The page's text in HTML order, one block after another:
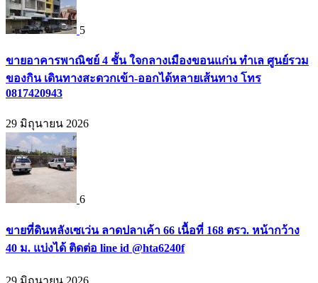
5
ขายอาคารพาณิชย์ 4 ชั้น ใจกลางเมืองขอนแก่น ทำเล ศูนย์รวม
ของกิน เดินทางสะดวกเข้า-ออกได้หลายเส้นทาง โทร
0817420943
29 มิถุนายน 2026
6
ขายที่ดินหลังเซเว่น ลาดปลาเค้า 66 เนื้อที่ 168 ตรว. หน้ากว้าง
40 ม. แบ่งได้ ติดต่อ line id @hta6240f
29 มิถุนายน 2026